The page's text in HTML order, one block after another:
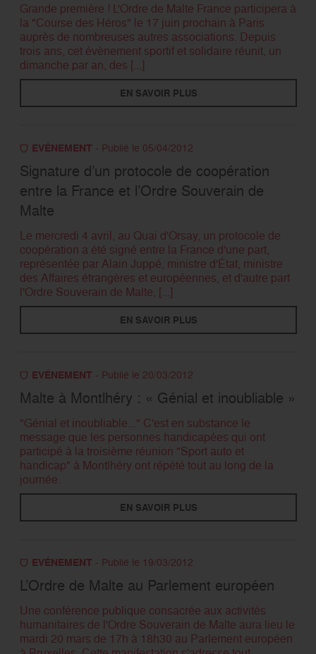
Grande première ! L'Ordre de Malte France participera à
la "Course des Héros" le 17 juin prochain à Paris
auprès de nombreuses autres associations. Depuis
trois ans, cet évènement sportif et solidaire réunit, un
dimanche par an, des [...]
EN SAVOIR PLUS
EVÉNEMENT - Publié le 05/04/2012
Signature d’un protocole de coopération
entre la France et l’Ordre Souverain de
Malte
Le mercredi 4 avril, au Quai d'Orsay, un protocole de
coopération a été signé entre la France d'une part,
représentée par Alain Juppé, ministre d'État, ministre
des Affaires étrangères et européennes, et d'autre part
l'Ordre Souverain de Malte, [...]
EN SAVOIR PLUS
EVÉNEMENT - Publié le 20/03/2012
Malte à Montlhéry : « Génial et inoubliable »
"Génial et inoubliable..." C'est en substance le
message que les personnes handicapées qui ont
participé à la troisième réunion "Sport auto et
handicap" à Montlhéry ont répété tout au long de la
journée.
EN SAVOIR PLUS
EVÉNEMENT - Publié le 19/03/2012
L’Ordre de Malte au Parlement européen
Une conférence publique consacrée aux activités
humanitaires de l'Ordre Souverain de Malte aura lieu le
mardi 20 mars de 17h à 18h30 au Parlement européen